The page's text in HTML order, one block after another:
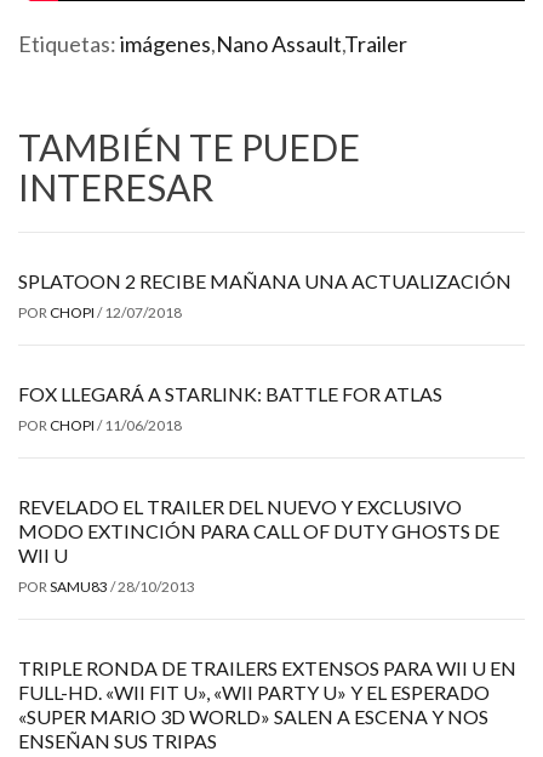
Etiquetas:imágenes,Nano Assault,Trailer
TAMBIÉN TE PUEDE
INTERESAR
SPLATOON 2 RECIBE MAÑANA UNA ACTUALIZACIÓN
POR CHOPI / 12/07/2018
FOX LLEGARÁ A STARLINK: BATTLE FOR ATLAS
POR CHOPI / 11/06/2018
REVELADO EL TRAILER DEL NUEVO Y EXCLUSIVO
MODO EXTINCIÓN PARA CALL OF DUTY GHOSTS DE
WII U
PORSAMU83 /28/10/2013
TRIPLE RONDA DE TRAILERS EXTENSOS PARA WII U EN
FULL-HD. «WII FIT U», «WII PARTY U» Y EL ESPERADO
«SUPER MARIO 3D WORLD» SALEN A ESCENA Y NOS
ENSEÑAN SUS TRIPAS